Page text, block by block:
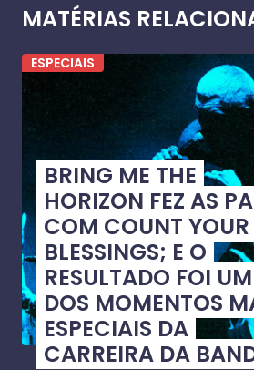
MATÉRIAS
ESPECIAIS
BRING ME THE
HORIZON FEZ AS
COM COUNT YOUR
BLESSINGS; E O
RESULTADO FOI UM
DOS MOMENTOS
ESPECIAIS DA
CARREIRA DA